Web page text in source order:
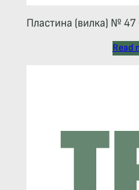
Пластина (вилка) №
Read